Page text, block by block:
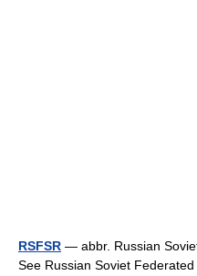
RSFSR — abbr. Russian
See Russian Soviet Federated